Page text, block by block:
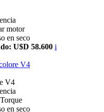
motor
en seco
U$D 58.600 i
V4
V4
Torque
en seco